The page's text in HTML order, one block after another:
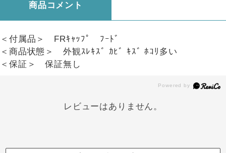
商品コメント
＜付属品＞ FRｷｬｯﾌﾟ ﾌｰﾄﾞ
＜商品状態＞ 外観ｽﾚｷｽﾞ ｶﾋﾞ ｷｽﾞ ﾎｺﾘ多い
＜保証＞ 保証無し
レビューはありません。